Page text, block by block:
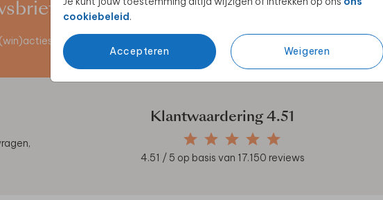
cookiebeleid.
Accepteren Weigeren
en unieke samenwerkingen!
Klantwaardering4.51
4.51 / 5 op basis van 17.150 reviews